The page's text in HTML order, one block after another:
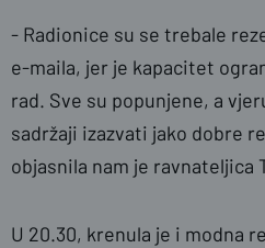
- Radionice su se trebale
e-maila, jer je kapacitet
rad. Sve su popunjene, a
sadržaji izazvati jako dobre
objasnila nam je ravnateljica
U 20.30, krenula je i modna